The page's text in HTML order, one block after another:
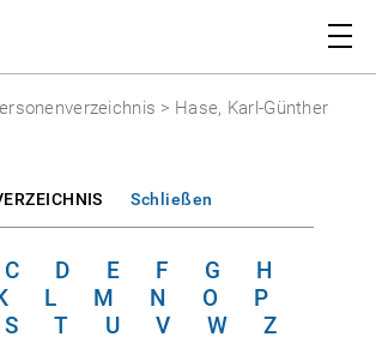
> Hase, Karl-Günther
Schließen
C D E F G
H
L M N O
P
S T U V W Z